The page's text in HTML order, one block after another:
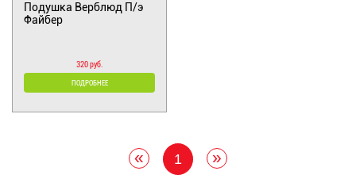
Подушка Верблюд П/э
Файбер
320 руб.
ПОДРОБНЕЕ
« 1 »